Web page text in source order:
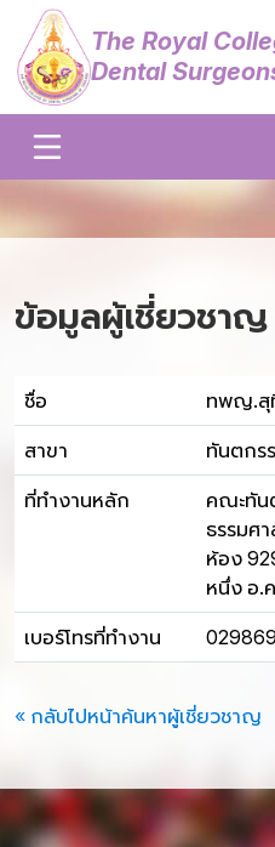
The Royal
Dental
ข้อมูลผู้เชี่ยวชาญ
ชื่อ ทพญ.สุ
สาขา ทันตกร
ที่ทำงานหลัก
คณะทัน
ธรรมศ
ห้อง
หนึ่ง อ.
เบอร์โทรที่ทำงาน
« กลับไปหน้าค้นหาผู้เชี่ยวชาญ